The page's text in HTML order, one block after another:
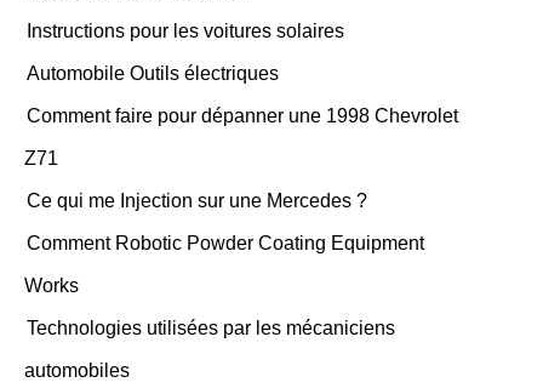
Instructions pour les voitures solaires
Automobile Outils électriques
Comment faire pour dépanner une 1998 Chevrolet
Z71
Ce qui me Injection sur une Mercedes ?
Comment Robotic Powder Coating Equipment
Works
Technologies utilisées par les mécaniciens
automobiles